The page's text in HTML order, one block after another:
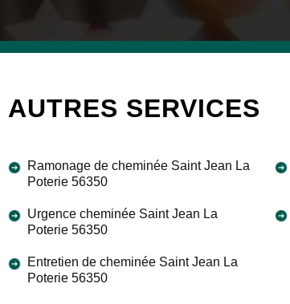
AUTRES SERVICES
Ramonage de cheminée Saint Jean La
Poterie 56350
Urgence cheminée Saint Jean La
Poterie 56350
Entretien de cheminée Saint Jean La
Poterie 56350